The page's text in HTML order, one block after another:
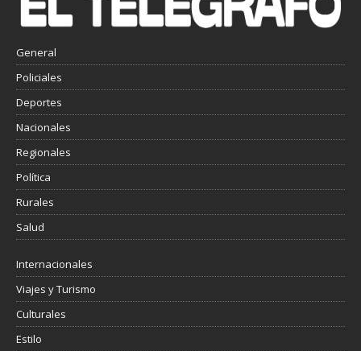
General
Policiales
Deportes
Nacionales
Regionales
Política
Rurales
Salud
Internacionales
Viajes y Turismo
Culturales
Estilo